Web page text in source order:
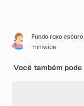
miniwide
Você também